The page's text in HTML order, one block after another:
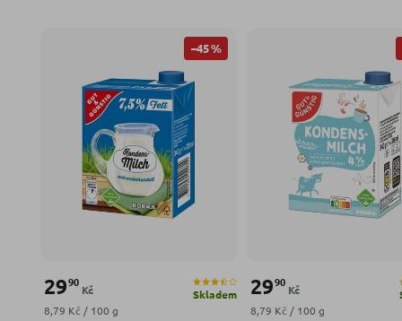
–45 %
Skladem
2990
Kč
Měrná cena:
8,79 Kč / 100 g
2990
Kč
Měrná cena:
8,79 Kč / 100 g